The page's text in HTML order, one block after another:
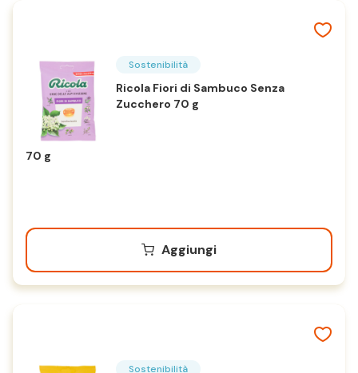
Sostenibilità
Ricola Fiori di Sambuco Senza
Zucchero 70 g
70 g
Aggiungi
Sostenibilità